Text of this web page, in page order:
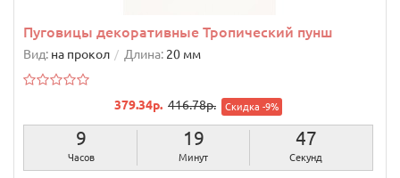
Пуговицы декоративные Тропический пунш
Вид: на прокол Длина: 20 мм
379.34р. 416.78р. Скидка -9%
9
Часов
19
Минут
46
Секунд